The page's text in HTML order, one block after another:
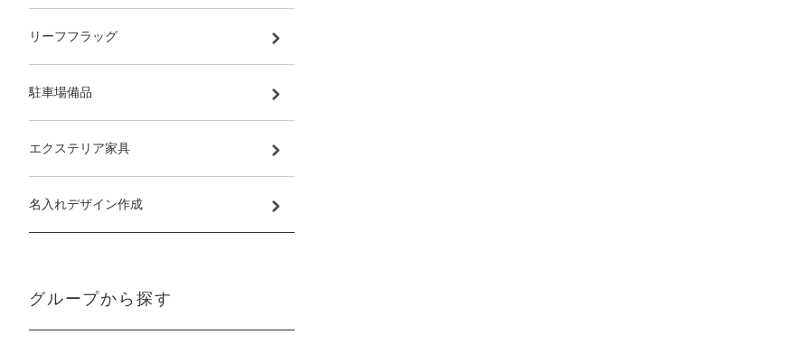
リーフフラッグ
駐車場備品
エクステリア家具
名入れデザイン作成
グループから探す